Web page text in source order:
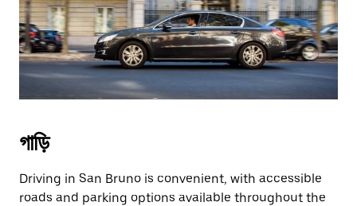
গাড়ি
Driving in San Bruno is convenient, with accessible
roads and parking options available throughout the